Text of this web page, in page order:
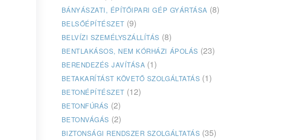
BÁNYÁSZATI, ÉPÍTŐIPARI GÉP GYÁRTÁSA (8)
BELSŐÉPÍTÉSZET (9)
BELVÍZI SZEMÉLYSZÁLLÍTÁS (8)
BENTLAKÁSOS, NEM KÓRHÁZI ÁPOLÁS (23)
BERENDEZÉS JAVÍTÁSA (1)
BETAKARÍTÁST KÖVETŐ SZOLGÁLTATÁS (1)
BETONÉPÍTÉSZET (12)
BETONFÚRÁS (2)
BETONVÁGÁS (2)
BIZTONSÁGI RENDSZER SZOLGÁLTATÁS (35)